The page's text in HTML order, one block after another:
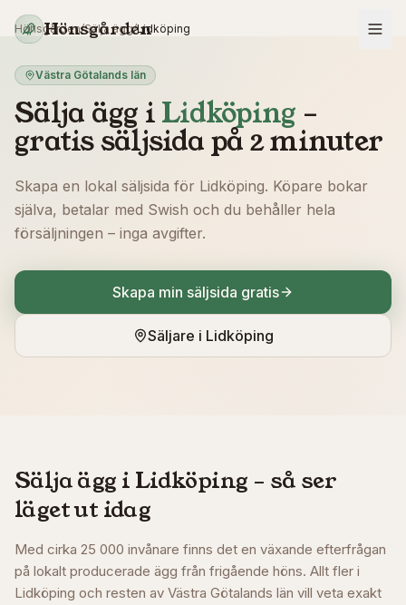
Hönsgården
Hönsgården/Sälja ägg/Lidköping
Västra Götalands län
Sälja ägg iLidköping –
gratis säljsida på 2 minuter
Skapa en lokal säljsida för Lidköping. Köpare bokar
själva, betalar med Swish och du behåller hela
försäljningen – inga avgifter.
Skapa min säljsida gratis
Säljare i Lidköping
Sälja ägg i Lidköping – så ser
läget ut idag
Med cirka 25 000 invånare finns det en växande efterfrågan
på lokalt producerade ägg från frigående höns. Allt fler i
Lidköping och resten av Västra Götalands län vill veta exakt